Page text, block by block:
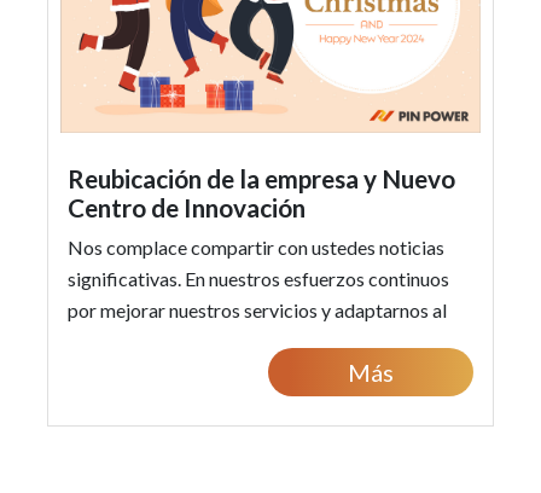
Reubicación de la empresa y Nuevo
Centro de Innovación
Nos complace compartir con ustedes noticias
significativas. En nuestros esfuerzos continuos
por mejorar nuestros servicios y adaptarnos al
Más